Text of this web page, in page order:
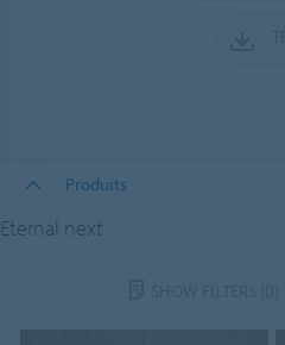
Produits
Eternal next